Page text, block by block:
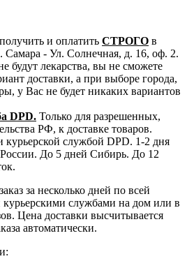
и оплатить СТРОГО в
Самара - Ул. Солнечная, д. 16, оф. 2.
будут лекарства, вы не сможете
доставки, а при выборе города,
у Вас не будет никаких вариантов
DPD. Только для разрешенных,
РФ, к доставке товаров.
курьерской службой DPD. 1-2 дня
России. До 5 дней Сибирь. До 12
за несколько дней по всей
курьерскими службами на дом или в
Цена доставки высчитывается
автоматически.